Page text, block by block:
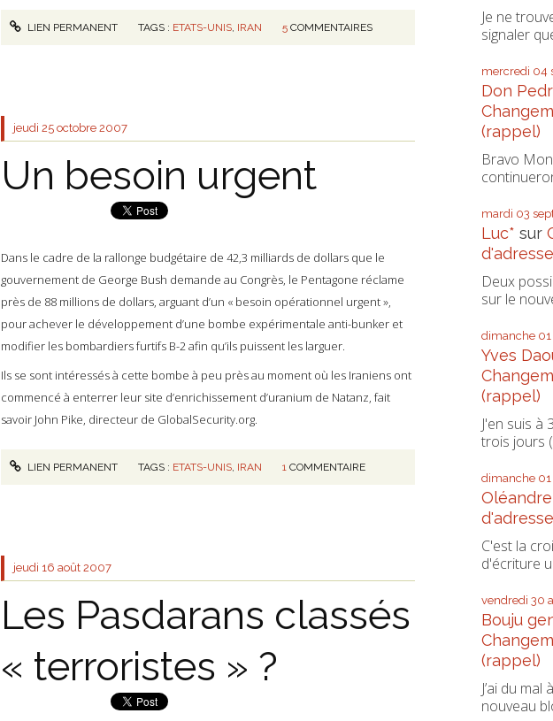
LIEN PERMANENT TAGS : ETATS-UNIS IRAN 5 COMMENTAIRES
jeudi 25 octobre 2007
Un besoin urgent
Dans le cadre de la rallonge budgétaire de 42,3 milliards de dollars que le
gouvernement de George Bush demande au Congrès, le Pentagone réclame
près de 88 millions de dollars, arguant d’un « besoin opérationnel urgent »,
pour achever le développement d’une bombe expérimentale anti-bunker et
modifier les bombardiers furtifs B-2 afin qu’ils puissent les larguer.
Ils se sont intéressés à cette bombe à peu près au moment où les Iraniens ont
commencé à enterrer leur site d’enrichissement d’uranium de Natanz, fait
savoir John Pike, directeur de GlobalSecurity.org.
LIEN PERMANENT TAGS : ETATS-UNIS, IRAN 1 COMMENTAIRE
jeudi 16 août 2007
Les Pasdarans classés
« terroristes » ?
Je ne
signaler
mercredi 04
Don
(rappel)
Bravo
mardi 03
Luc* sur
Deux
sur le
dimanche 01
Yves
(rappel)
J'en suis à
trois jours
dimanche 01
Oléandre
C'est la
d'écriture
vendredi 30
Bouju
(rappel)
J’ai du
nouveau